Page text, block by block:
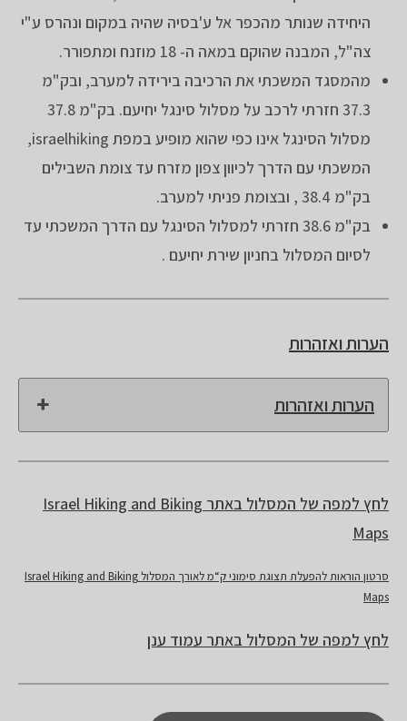
היחידה שנותר מהכפר אל ע'בסיה שהיה במקום ונהרס ע"י
צה"ל, המבנה שהוקם במאה ה- 18 מוזנח ומתפורר.
מהמסגד המשכתי את הרכיבה בירידה למערב, ובק"מ
37.3 חזרתי לרכב על מסלול סינגל יחיעם. בק"מ 37.8
מסלול הסינגל אינו כפי שהוא מופיע במפת israelhiking,
המשכתי עם הדרך לכיוון צפון מזרח עד צומת השבילים
בק"מ 38.4 , ובצומת פניתי למערב.
בק"מ 38.6 חזרתי למסלול הסינגל עם הדרך המשכתי עד
לסיום המסלול בחניון שירת יחיעם .
הערות ואזהרות
הערות ואזהרות
לחץ למפה של המסלול באתר Israel Hiking and Biking
Maps
סרטון הוראות להפעלת תצוגת סימוני ק“מ לאורך המסלול Israel Hiking and Biking
Maps
לחץ למפה של המסלול באתר עמוד ענן